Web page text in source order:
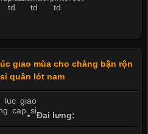
giao mùa cho chàng bận rộn
quần lót nam
Đai lưng: